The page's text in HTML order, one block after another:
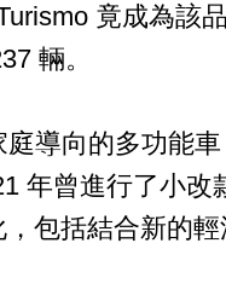
竟成為該
輛。
導向的多功能
年曾進行了小改
包括結合新的